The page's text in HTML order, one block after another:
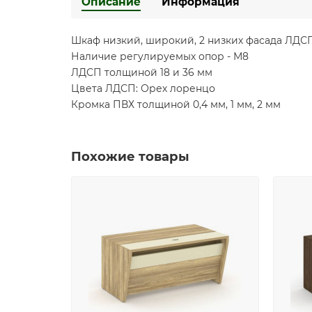
Шкаф низкий, широкий, 2 низких фасада
Наличие регулируемых опор - М8
ЛДСП толщиной 18 и 36 мм
Цвета ЛДСП: Орех лоренцо
Кромка ПВХ толщиной 0,4 мм, 1 мм, 2 мм
Похожие товары